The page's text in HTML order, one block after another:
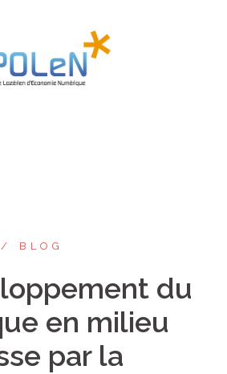
BLOG
du
en milieu
par la